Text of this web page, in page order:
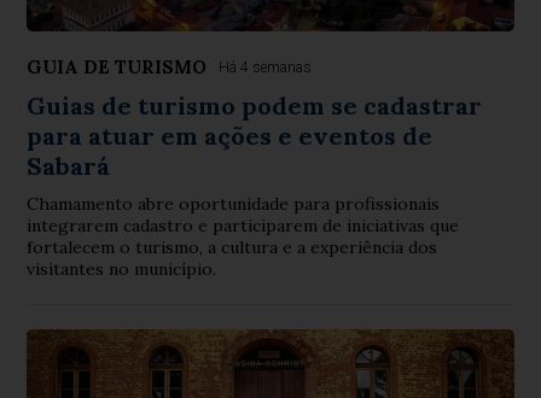
GUIA DE TURISMO Há 4 semanas
Guias de turismo podem se cadastrar
para atuar em ações e eventos de
Sabará
Chamamento abre oportunidade para profissionais
integrarem cadastro e participarem de iniciativas que
fortalecem o turismo, a cultura e a experiência dos
visitantes no município.